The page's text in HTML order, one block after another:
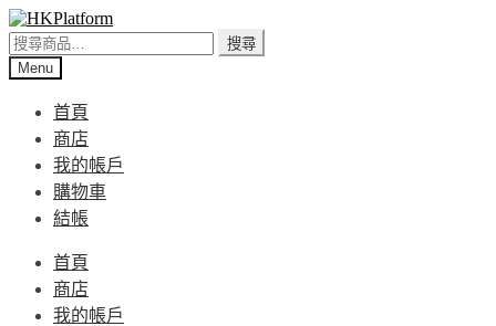
Skip
to
navigation
Skip
to
content
搜
尋
搜尋
Menu
首頁
商店
我的帳戶
購物車
結帳
首頁
商店
我的帳戶